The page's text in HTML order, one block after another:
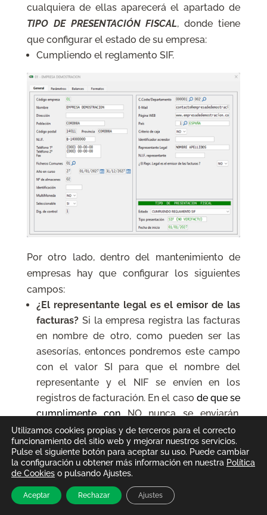
cualquiera de ellas aparecerá el apartado de
TIPO DE PRESENTACIÓN FISCAL, donde tiene
que configurar el estado de su empresa:
Cumpliendo el reglamento SIF.
Por otro lado, dentro del mantenimiento de
empresas hay que configurar los siguientes
campos:
¿El representante legal es el emisor de las
facturas?Si la empresa registra las facturas
en nombre de otro, como pueden ser las
asesorías, entonces pondremos este campo
con el valor SI para que el nombre del
representante y el NIF se envíen en los
registros de facturación. En el caso de que se
cumplimente con NO nunca se enviarán,
aunque estén rellenos.
Utilizamos cookies propias y de terceros para el correcto
funcionamiento del sitio web y mejorar nuestros servicios.
Pulse el siguiente botón para aceptar su uso. Puede cambiar
la configuración u obtener más información en nuestra Política
de Cookies o pulsando Ajustes.
Aceptar Rechazar Ajustes